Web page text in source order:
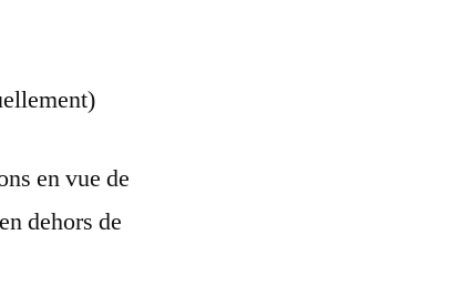
en vue de
dehors de